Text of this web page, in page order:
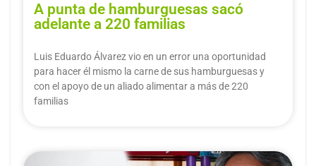
A punta de hamburguesas sacó
adelante a 220 familias
Luis Eduardo Álvarez vio en un error una oportunidad
para hacer él mismo la carne de sus hamburguesas y
con el apoyo de un aliado alimentar a más de 220
familias